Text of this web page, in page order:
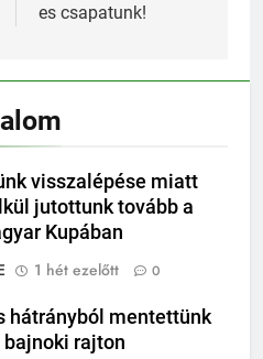
es csapatunk!
visszalépése miatt
jutottunk tovább a
Kupában
1 hét ezelőtt 0
hátrányból mentettünk
bajnoki rajton